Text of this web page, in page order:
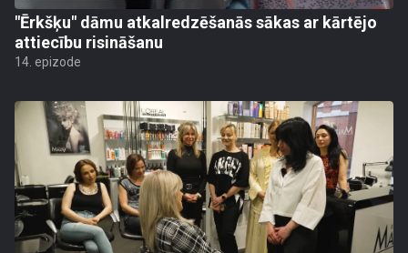
"Ērkšķu" dāmu atkalredzēšanās sākas ar kārtējo
attiecību risināšanu
14. epizode